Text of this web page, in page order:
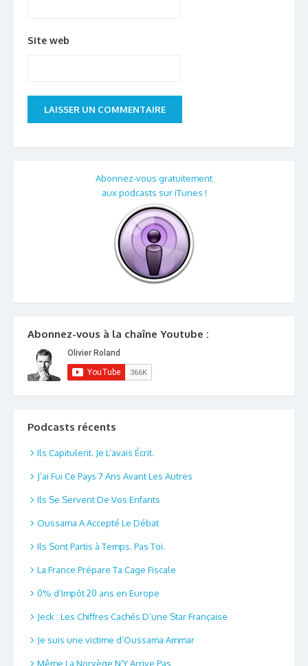
Site web
Abonnez-vous gratuitement
aux podcasts sur iTunes !
Abonnez-vous à la chaîne Youtube :
Podcasts récents
Ils Capitulent. Je L’avais Écrit.
J’ai Fui Ce Pays 7 Ans Avant Les Autres
Ils Se Servent De Vos Enfants
Oussama A Accepté Le Débat
Ils Sont Partis à Temps. Pas Toi.
La France Prépare Ta Cage Fiscale
0% d’Impôt 20 ans en Europe
Jeck : Les Chiffres Cachés D’une Star Française
Je suis une victime d’Oussama Ammar
Même La Norvège N’Y Arrive Pas